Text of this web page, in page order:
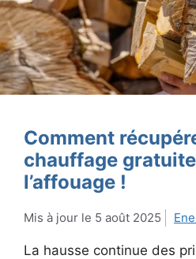
Comment
chauffage
l’affouage !
5 août 2025
La hausse continue des